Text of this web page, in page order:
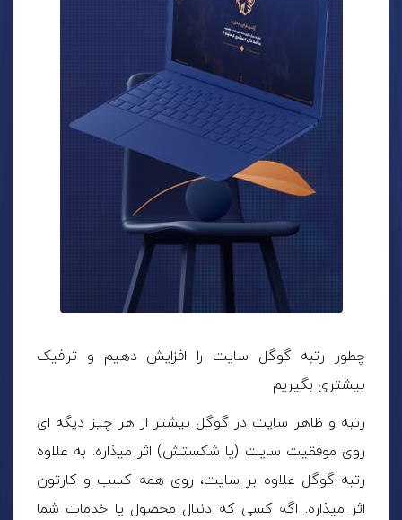
چطور رتبه گوگل سایت را افزایش دهیم و ترافیک
بیشتری بگیریم
رتبه و ظاهر سایت در گوگل بیشتر از هر چیز دیگه ای
روی موفقیت سایت (یا شکستش) اثر میذاره. به علاوه
رتبه گوگل علاوه بر سایت، روی همه کسب و کارتون
اثر میذاره. اگه کسی که دنبال محصول یا خدمات شما